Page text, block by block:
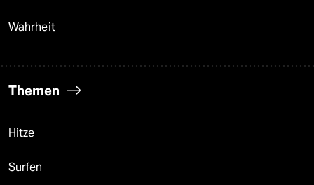
Wahrheit
Themen
Hitze
Surfen